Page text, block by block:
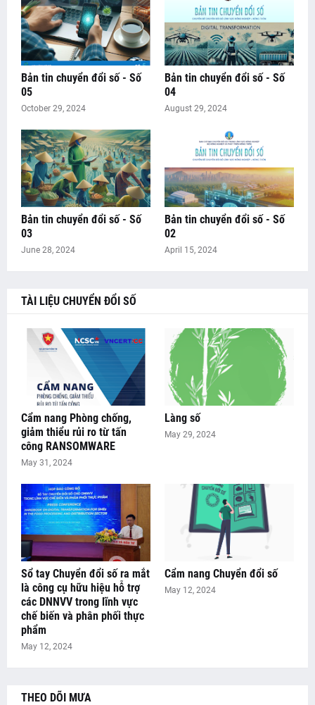
Bản tin chuyển đổi số - Số
05
October 29, 2024
Bản tin chuyển đổi số - Số
04
August 29, 2024
Bản tin chuyển đổi số - Số
03
June 28, 2024
Bản tin chuyển đổi số - Số
02
April 15, 2024
TÀI LIỆU CHUYỂN ĐỔI SỐ
Cẩm nang Phòng chống,
giảm thiểu rủi ro từ tấn
công RANSOMWARE
May 31, 2024
Làng số
May 29, 2024
Sổ tay Chuyển đổi số ra mắt
là công cụ hữu hiệu hỗ trợ
các DNNVV trong lĩnh vực
chế biến và phân phối thực
phẩm
May 12, 2024
Cẩm nang Chuyển đổi số
May 12, 2024
THEO DÕI MƯA